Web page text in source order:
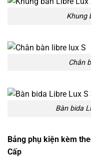
Khung
Chân
Bàn bida
Bảng phụ kiện kèm
Cấp